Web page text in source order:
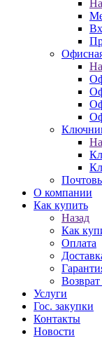
О компании
Как купить
Назад
Как
Оплата
Услуги
Гос. закупки
Контакты
Новости